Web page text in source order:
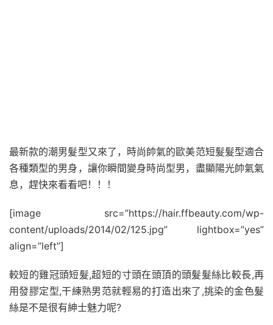
最新款的潮男髮型又來了，時尚帥氣的歐美范短髮髮型適合
各種類型的男身，讓你瞬間變身時尚型男，盡顯陽光帥氣氣
息，趕快來看看吧！！！
[image src=”https://hair.ffbeauty.com/wp-
content/uploads/2014/02/125.jpg” lightbox=”yes”
align=”left”]
較短的雞冠頭短髮,超短的寸頭在頭頂的頭髮髮絲比較長,再
用發膠定型,干練熟男范就輕易的打造出來了,挑染的金色髮
絲是不是很有紳士魅力呢?